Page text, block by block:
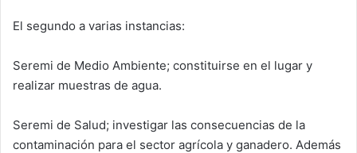
El segundo a varias instancias:
Seremi de Medio Ambiente; constituirse en el lugar y
realizar muestras de agua.
Seremi de Salud; investigar las consecuencias de la
contaminación para el sector agrícola y ganadero. Además